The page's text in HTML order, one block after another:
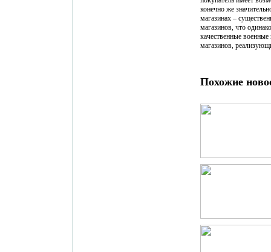
конечно же
магазинах –
магазинов, что
качественные
магазинов,
Похожие